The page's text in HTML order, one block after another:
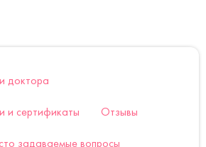
доктора
и сертификаты Отзывы
задаваемые вопросы